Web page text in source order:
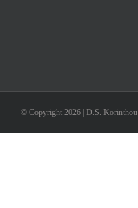
© Copyright 2026 | D.S. Korinthou